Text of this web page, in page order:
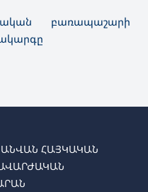
բառապաշարի
ՀԱՅԿԱԿԱՆ